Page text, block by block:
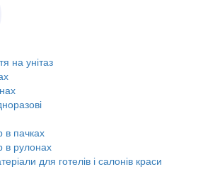
на унітаз
в пачках
в рулонах
для готелів і салонів краси